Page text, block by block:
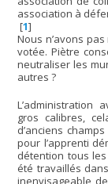
association à
[1]
Nous n’avons
votée. Piètre
neutraliser les
autres ?
L’administration
gros calibres,
d’anciens
pour l’apprenti
détention tous
été travaillés